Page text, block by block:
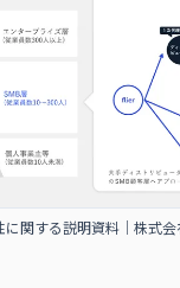
関する説明資料｜株式会